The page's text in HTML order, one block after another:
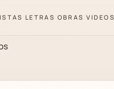
LETRAS OBRAS VIDEOS